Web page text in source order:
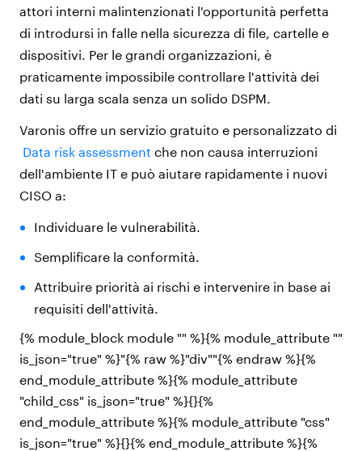
attori interni malintenzionati l'opportunità perfetta
di introdursi in falle nella sicurezza di file, cartelle e
dispositivi. Per le grandi organizzazioni, è
praticamente impossibile controllare l'attività dei
dati su larga scala senza un solido DSPM.
Varonis offre un servizio gratuito e personalizzato di
Data risk assessment che non causa interruzioni
dell'ambiente IT e può aiutare rapidamente i nuovi
CISO a:
Individuare le vulnerabilità.
Semplificare la conformità.
Attribuire priorità ai rischi e intervenire in base ai
requisiti dell'attività.
{% module_block module "" %}{% module_attribute ""
is_json="true" %}"{% raw %}"div""{% endraw %}{%
end_module_attribute %}{% module_attribute
"child_css" is_json="true" %}{}{%
end_module_attribute %}{% module_attribute "css"
is_json="true" %}{}{% end_module_attribute %}{%